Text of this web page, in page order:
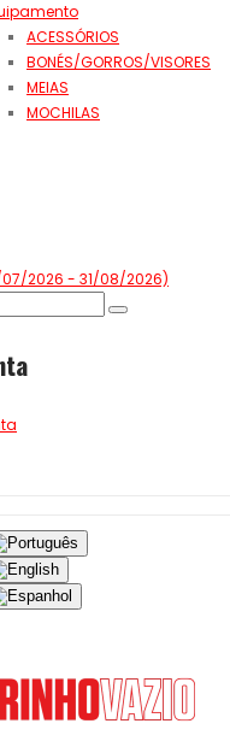
ACESSÓRIOS
BONÉS/GORROS/VISORES
MEIAS
MOCHILAS
07/2026 - 31/08/2026)